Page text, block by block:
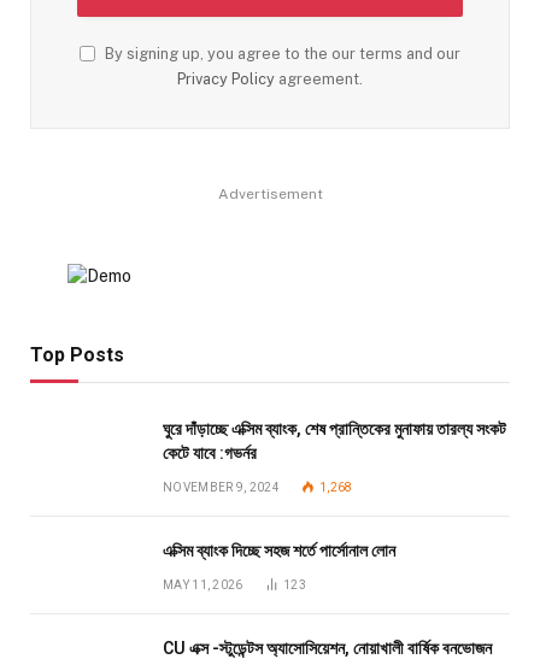
By signing up, you agree to the our terms and our
Privacy Policy agreement.
Advertisement
Top Posts
ঘুরে দাঁড়াচ্ছে এক্সিম ব্যাংক, শেষ প্রান্তিকের মুনাফায় তারল্য সংকট
কেটে যাবে :গভর্নর
NOVEMBER 9, 2024 1,268
এক্সিম ব্যাংক দিচ্ছে সহজ শর্তে পার্সোনাল লোন
MAY 11, 2026 123
CU এক্স -স্টুডেন্টস অ্যাসোসিয়েশন, নোয়াখালী বার্ষিক বনভোজন